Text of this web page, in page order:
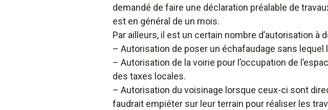
demandé de faire une déclaration préalable de
est en général de un mois.
Par ailleurs, il est un certain nombre d’autorisation à
– Autorisation de poser un échafaudage sans
– Autorisation de la voirie pour l’occupation de
des taxes locales.
– Autorisation du voisinage lorsque ceux-ci sont
faudrait empiéter sur leur terrain pour réaliser les